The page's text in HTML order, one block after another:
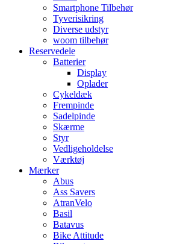
Smartphone Tilbehør
Tyverisikring
Diverse udstyr
woom tilbehør
Reservedele
Batterier
Display
Oplader
Cykeldæk
Frempinde
Sadelpinde
Skærme
Styr
Vedligeholdelse
Værktøj
Mærker
Abus
Ass Savers
AtranVelo
Basil
Batavus
Bike Attitude